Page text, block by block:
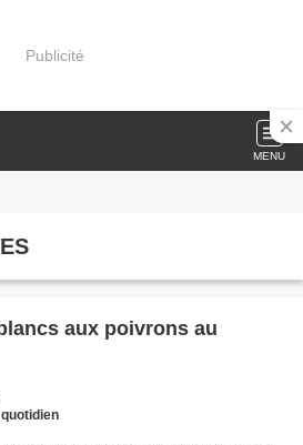
Publicité
MENU
aux poivrons au